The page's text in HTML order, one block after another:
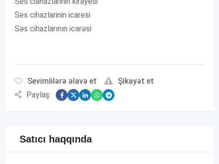
Ses cihazlarinin icaresi
Səs cihazlarının icarəsi
Sevimlilərə əlavə et
Şikayət et
Paylaş:
Satıcı haqqında